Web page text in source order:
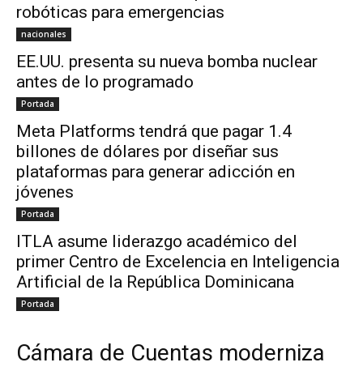
robóticas para emergencias
nacionales
EE.UU. presenta su nueva bomba nuclear
antes de lo programado
Portada
Meta Platforms tendrá que pagar 1.4
billones de dólares por diseñar sus
plataformas para generar adicción en
jóvenes
Portada
ITLA asume liderazgo académico del
primer Centro de Excelencia en Inteligencia
Artificial de la República Dominicana
Portada
Cámara de Cuentas moderniza